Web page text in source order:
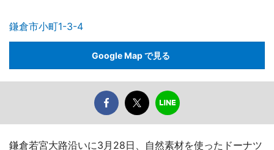
鎌倉市小町1-3-4
Google Map で見る
鎌倉若宮大路沿いに3月28日、自然素材を使ったドーナツ